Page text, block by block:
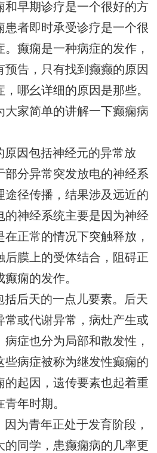
和早期诊疗是一个很好的方
患者即时承受诊疗是一个很
癫痫是一种病症的发作，
告，只有找到癫癫的原因
哪幺详细的原因是那些。
大家简单的讲解一下癫痫病
原因包括神经元的异常放
部分异常突发放电的神经系
途径传播，结果涉及远近的
的神经系统主要是因为神经
正常的情况下突触释放，
后膜上的受体结合，阻碍正
痫的发作。
括后天的一点儿要素。后天
常或代谢异常，病灶产生或
症也分为局部和散发性，
些病症被称为继发性癫痫的
的起因，遗传要素也起着重
年时期。
为青年正处于发育阶段，
的同学，患癫痫病的几率更